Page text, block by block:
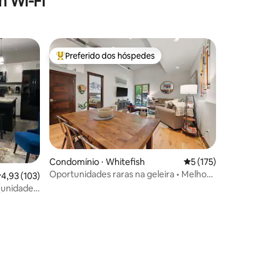
de uma avaliação média de 5, 103 avaliações
4,93 (103)
Entre os melhores preferidos dos hóspedes
Preferido dos hóspedes
Condomínio ⋅ Whitefish 5 de uma avaliação
5 (175)
Oportunidades raras na geleira • Melhor